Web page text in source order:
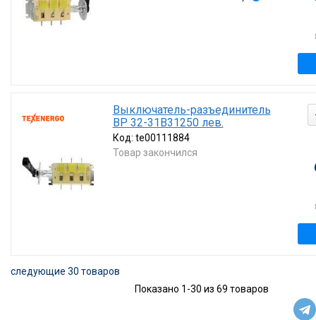
Выключатель-разъединитель
ВР 32-31В31250 лев.
Код: te00111884
Товар закончился
следующие 30 товаров
Показано 1-30 из 69 товаров